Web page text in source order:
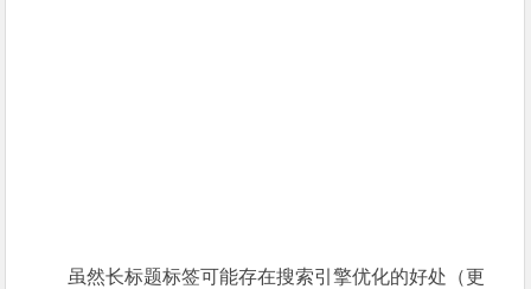
虽然长标题标签可能存在搜索引擎优化的好处（更